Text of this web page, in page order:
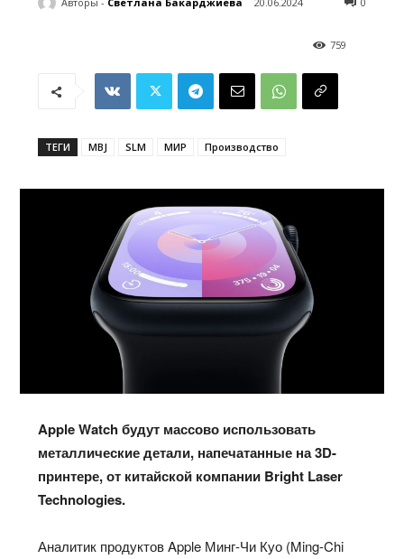
759
ТЕГИ MBJ SLM МИР Производство
Apple Watch будут массово использовать
металлические детали, напечатанные на 3D-
принтере, от китайской компании Bright Laser
Technologies.
Аналитик продуктов Apple Минг-Чи Куо (Ming-Chi